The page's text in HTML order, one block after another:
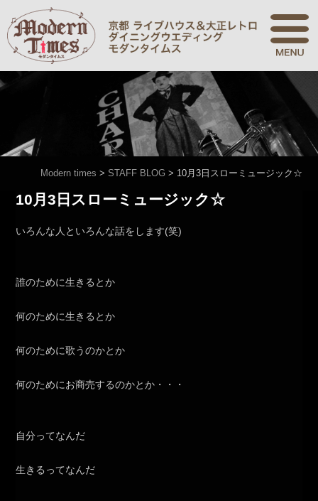
Modern times > STAFF BLOG > 10月3日スローミュージック☆
10月3日スローミュージック☆
いろんな人といろんな話をします(笑)
誰のために生きるとか
何のために生きるとか
何のために歌うのかとか
何のためにお商売するのかとか・・・
自分ってなんだ
生きるってなんだ